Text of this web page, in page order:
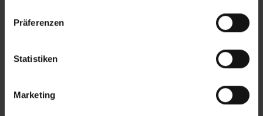
Präferenzen
Statistiken
Marketing
Frage stellen